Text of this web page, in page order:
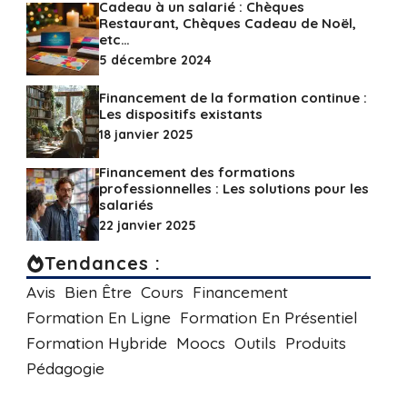
Cadeau à un salarié : Chèques
Restaurant, Chèques Cadeau de Noël,
etc…
5 décembre 2024
Financement de la formation continue :
Les dispositifs existants
18 janvier 2025
Financement des formations
professionnelles : Les solutions pour les
salariés
22 janvier 2025
Tendances :
Avis Bien Être Cours Financement
Formation En Ligne Formation En Présentiel
Formation Hybride Moocs Outils Produits
Pédagogie